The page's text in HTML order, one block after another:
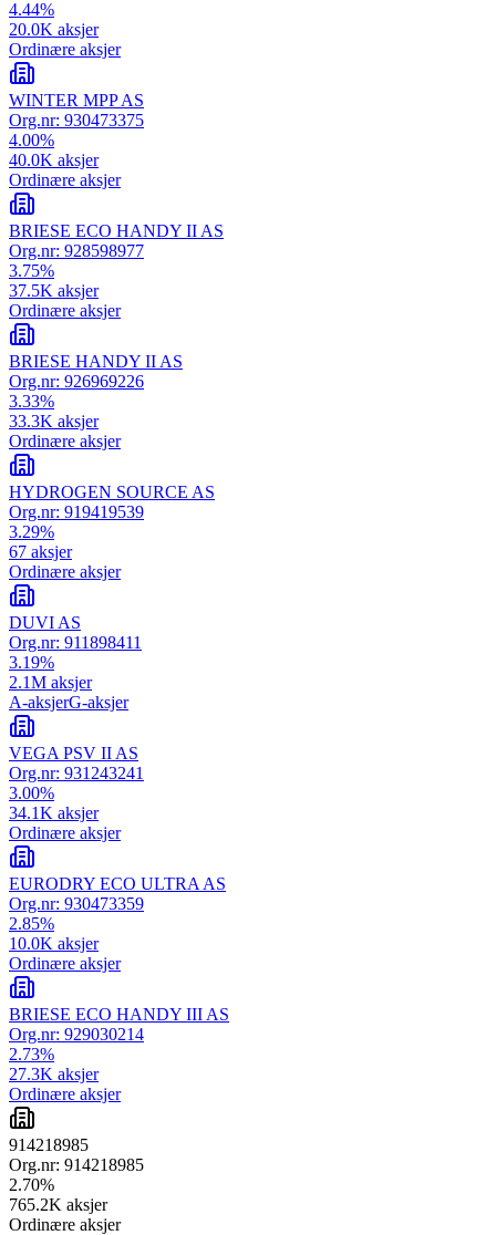
4.44%
20.0K aksjer
Ordinære aksjer
WINTER MPP AS
Org.nr: 930473375
4.00%
40.0K aksjer
Ordinære aksjer
BRIESE ECO HANDY II AS
Org.nr: 928598977
3.75%
37.5K aksjer
Ordinære aksjer
BRIESE HANDY II AS
Org.nr: 926969226
3.33%
33.3K aksjer
Ordinære aksjer
HYDROGEN SOURCE AS
Org.nr: 919419539
3.29%
67 aksjer
Ordinære aksjer
DUVI AS
Org.nr: 911898411
3.19%
2.1M aksjer
A-aksjerG-aksjer
VEGA PSV II AS
Org.nr: 931243241
3.00%
34.1K aksjer
Ordinære aksjer
EURODRY ECO ULTRA AS
Org.nr: 930473359
2.85%
10.0K aksjer
Ordinære aksjer
BRIESE ECO HANDY III AS
Org.nr: 929030214
2.73%
27.3K aksjer
Ordinære aksjer
914218985
Org.nr: 914218985
2.70%
765.2K aksjer
Ordinære aksjer